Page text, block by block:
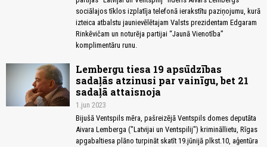
sociālajos tīklos izplatīja telefonā ierakstītu paziņojumu, kurā
izteica atbalstu jaunievēlētajam Valsts prezidentam Edgaram
Rinkēvičam un noturēja partijai “Jaunā Vienotība”
komplimentāru runu.
Lembergu tiesa 19 apsūdzības
sadaļās atzinusi par vainīgu, bet 21
sadaļā attaisnoja
1.jun 2023
Bijušā Ventspils mēra, pašreizējā Ventspils domes deputāta
Aivara Lemberga ("Latvijai un Ventspilij") krimināllietu, Rīgas
apgabaltiesa plāno turpināt skatīt 19.jūnijā plkst.10, aģentūra